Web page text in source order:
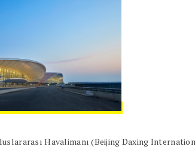
Havalimanı (Beijing Daxing